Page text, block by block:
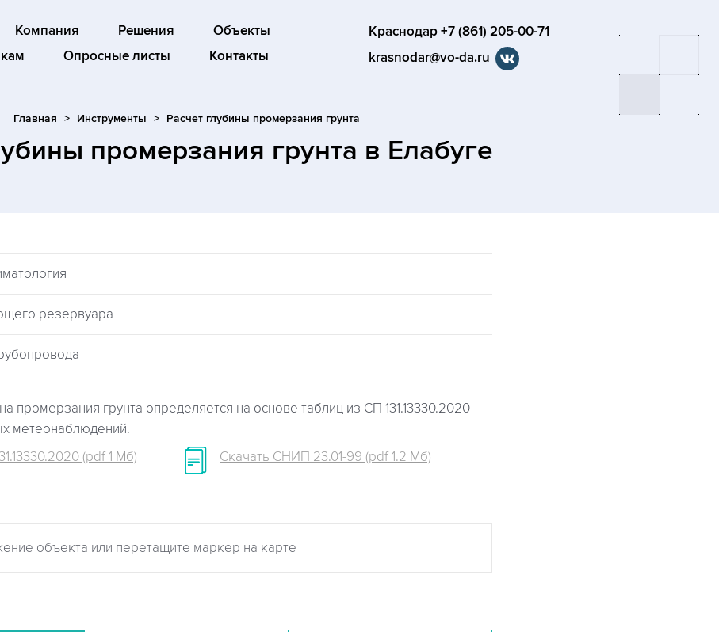
Компания Решения
Объекты
Опросные листы Контакты
Краснодар +7 (861) 205-00-71
krasnodar@vo-da.ru
Главная Инструменты Расчет глубины промерзания грунта
промерзания грунта в Елабуге
резервуара
промерзания грунта определяется на основе таблиц из СП 131.13330.2020
метеонаблюдений.
(pdf 1 Мб)
Скачать СНИП 23.01-99 (pdf 1.2 Мб)